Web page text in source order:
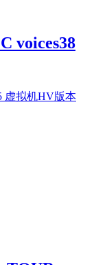
voices38